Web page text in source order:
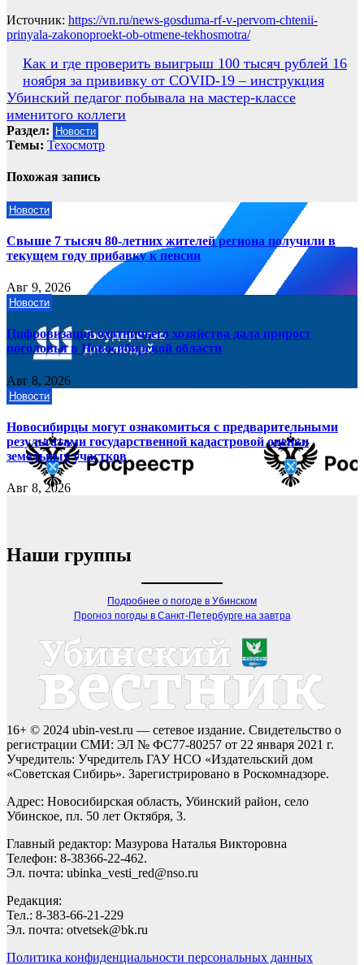
Источник: https://vn.ru/news-gosduma-rf-v-pervom-chtenii-
prinyala-zakonoproekt-ob-otmene-tekhosmotra/
Навигация
по
записям
Как и где проверить выигрыш 100 тысяч рублей 16
ноября за прививку от COVID-19 – инструкция
Убинский педагог побывала на мастер-классе
именитого коллеги
Раздел: Новости
Темы: Техосмотр
Похожая запись
Новости
Свыше 7 тысяч 80-летних жителей региона получили в
текущем году прибавку к пенсии
Авг 9, 2026
Новости
Цифровизация охотничьего хозяйства дала прирост
поголовья в Новосибирской области
Авг 8, 2026
Новости
Новосибирцы могут ознакомиться с предварительными
результатами государственной кадастровой оценки
земельных участков
Авг 8, 2026
Наши группы
Подробнее о погоде в Убинском
Прогноз погоды в Санкт-Петербурге на завтра
16+ © 2024 ubin-vest.ru — сетевое издание. Свидетельство о
регистрации СМИ: ЭЛ № ФС77-80257 от 22 января 2021 г.
Учредитель: Учредитель ГАУ НСО «Издательский дом
«Советская Сибирь». Зарегистрировано в Роскомнадзоре.
Адрес: Новосибирская область, Убинский район, село
Убинское, пл. 50 лет Октября, 3.
Главный редактор: Мазурова Наталья Викторовна
Телефон: 8-38366-22-462.
Эл. почта: ubinka_vesti_red@nso.ru
Редакция:
Тел.: 8-383-66-21-229
Эл. почта: otvetsek@bk.ru
Политика конфиденциальности персональных данных